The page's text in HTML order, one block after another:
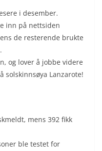
i desember.
inn på nettsiden
de resterende brukte
og lover å jobbe videre
solskinnsøya Lanzarote!
mens 392 fikk
ble testet for